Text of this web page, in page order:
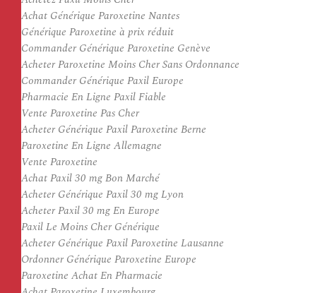
Achat Générique Paroxetine Nantes
Générique Paroxetine à prix réduit
Commander Générique Paroxetine Genève
Acheter Paroxetine Moins Cher Sans Ordonnance
Commander Générique Paxil Europe
Pharmacie En Ligne Paxil Fiable
Vente Paroxetine Pas Cher
Acheter Générique Paxil Paroxetine Berne
Paroxetine En Ligne Allemagne
Vente Paroxetine
Achat Paxil 30 mg Bon Marché
Acheter Générique Paxil 30 mg Lyon
Acheter Paxil 30 mg En Europe
Paxil Le Moins Cher Générique
Acheter Générique Paxil Paroxetine Lausanne
Ordonner Générique Paroxetine Europe
Paroxetine Achat En Pharmacie